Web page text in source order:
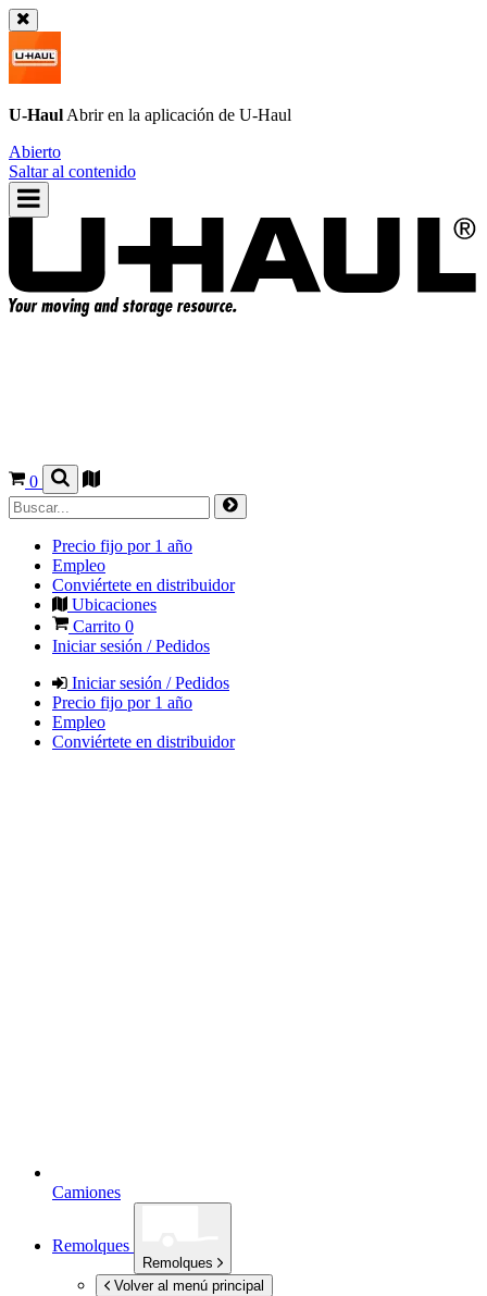
U-Haul Abrir en la aplicación de U-Haul
Abierto
Saltar al contenido
0
Precio fijo por 1 año
Empleo
Conviértete en distribuidor
Ubicaciones
Carrito 0
Iniciar sesión / Pedidos
Iniciar sesión / Pedidos
Precio fijo por 1 año
Empleo
Conviértete en distribuidor
Camiones
Remolques
Remolques
Volver al menú principal